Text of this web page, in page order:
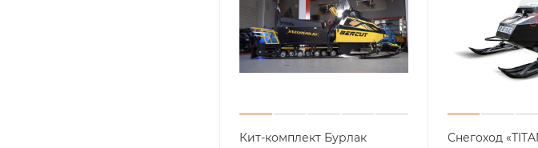
Кит-комплект Бурлак
Снегоход